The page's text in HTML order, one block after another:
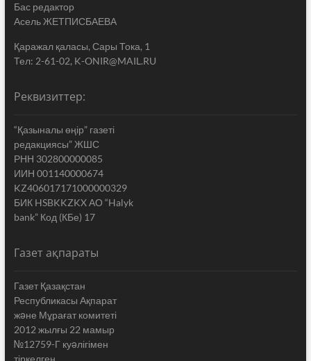
Бас редактор
Асель ЖЕТПИСБАЕВА
Қаражал қаласы, Сары Тока, 1
Тел: 2-61-02, K-ONIR@MAIL.RU
Реквизиттер:
“Қазыналы өңір” газеті
редакциясы” ЖШС
РНН 302800000085
ИИН 001140000674
KZ406017171000000329
БИК HSBKKZKX АО “Halyk
bank” Код (КБе) 17
Газет ақпараты
Газет Қазақстан
Республикасы Ақпарат
жəне Мұрағат комитеті
2012 жылғы 22 мамыр
№12759-Г куəлігімен